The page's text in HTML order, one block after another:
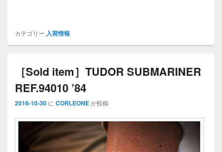
カテゴリー 入荷情報
［Sold item］TUDOR SUBMARINER
REF.94010 ’84
2016-10-30 に CORLEONEが投稿